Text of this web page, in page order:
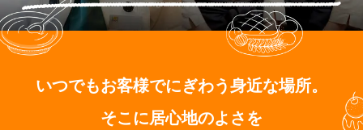
いつでもお客様でにぎわう身近な場所。
そこに居心地のよさを